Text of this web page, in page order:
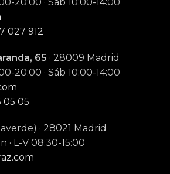
20:00 · Sáb 10:00-14:00
027 912
65 · 28009 Madrid
20:00 · Sáb 10:00-14:00
05 05
· 28021 Madrid
· L-V 08:30-15:00